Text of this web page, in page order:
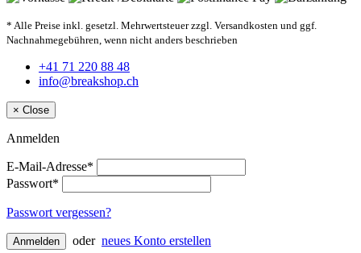
* Alle Preise inkl. gesetzl. Mehrwertsteuer zzgl. Versandkosten und ggf.
Nachnahmegebühren, wenn nicht anders beschrieben
+41 71 220 88 48
info@breakshop.ch
× Close
Anmelden
E-Mail-Adresse*
Passwort*
Passwort vergessen?
Anmelden oder neues Konto erstellen